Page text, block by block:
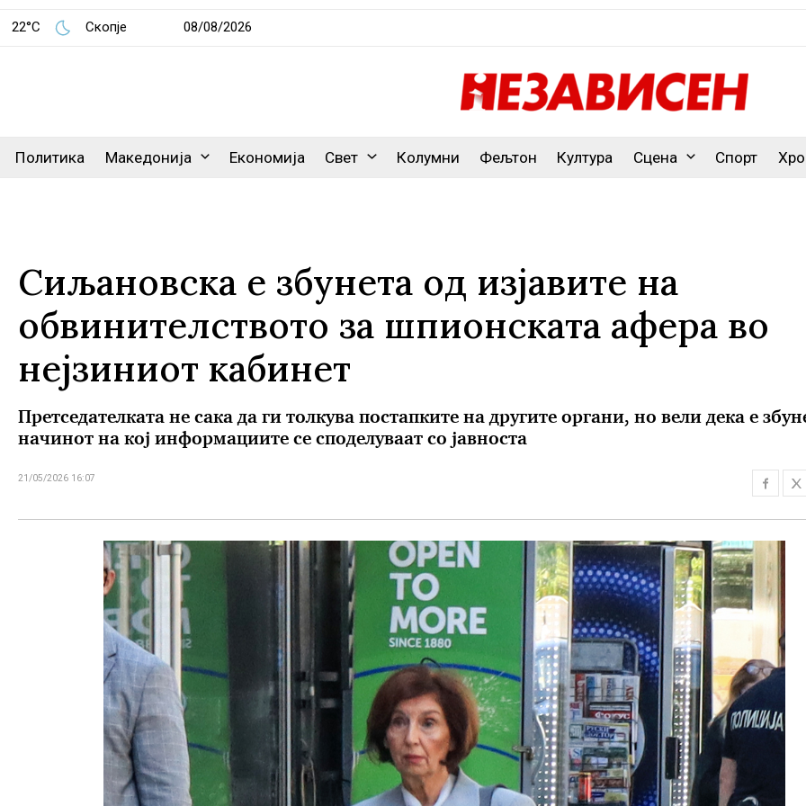
22°C Скопје 08/08/2026
Политика Македонија Економија Свет Колумни Фељтон Култура Сцена Спорт
Сиљановска е збунета од изјавите на
обвинителството за шпионската афера во
нејзиниот кабинет
Претседателката не сака да ги толкува постапките на другите органи, но вели дека е
начинот на кој информациите се споделуваат со јавноста
21/05/2026 16:07